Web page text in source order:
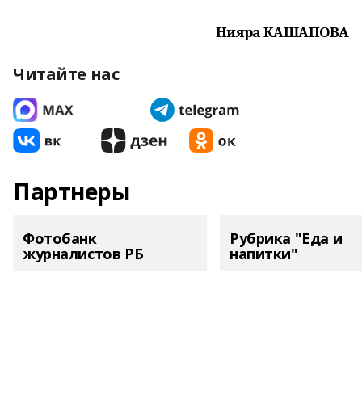
Нияра КАШАПОВА
Читайте нас
Партнеры
Фотобанк
журналистов РБ
Рубрика "Еда и
напитки"